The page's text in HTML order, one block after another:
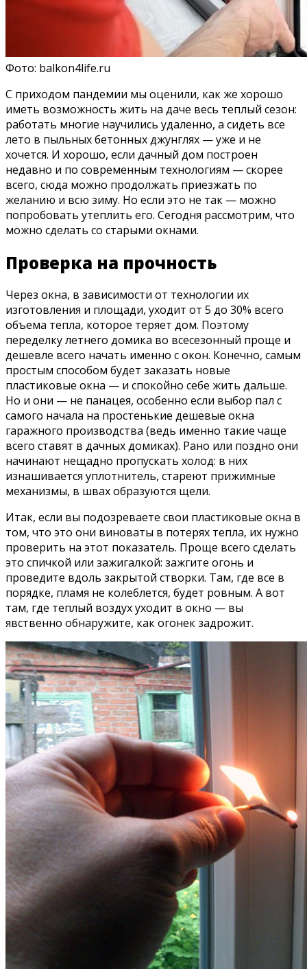
Фото: balkon4life.ru
С приходом пандемии мы оценили, как же хорошо
иметь возможность жить на даче весь теплый сезон:
работать многие научились удаленно, а сидеть все
лето в пыльных бетонных джунглях — уже и не
хочется. И хорошо, если дачный дом построен
недавно и по современным технологиям — скорее
всего, сюда можно продолжать приезжать по
желанию и всю зиму. Но если это не так — можно
попробовать утеплить его. Сегодня рассмотрим, что
можно сделать со старыми окнами.
Проверка на прочность
Через окна, в зависимости от технологии их
изготовления и площади, уходит от 5 до 30% всего
объема тепла, которое теряет дом. Поэтому
переделку летнего домика во всесезонный проще и
дешевле всего начать именно с окон. Конечно, самым
простым способом будет заказать новые
пластиковые окна — и спокойно себе жить дальше.
Но и они — не панацея, особенно если выбор пал с
самого начала на простенькие дешевые окна
гаражного производства (ведь именно такие чаще
всего ставят в дачных домиках). Рано или поздно они
начинают нещадно пропускать холод: в них
изнашивается уплотнитель, стареют прижимные
механизмы, в швах образуются щели.
Итак, если вы подозреваете свои пластиковые окна в
том, что это они виноваты в потерях тепла, их нужно
проверить на этот показатель. Проще всего сделать
это спичкой или зажигалкой: зажгите огонь и
проведите вдоль закрытой створки. Там, где все в
порядке, пламя не колеблется, будет ровным. А вот
там, где теплый воздух уходит в окно — вы
явственно обнаружите, как огонек задрожит.